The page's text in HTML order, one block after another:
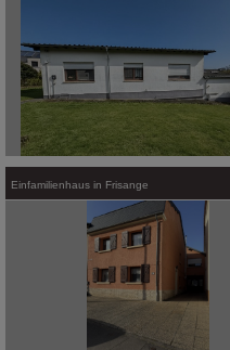
Einfamilienhaus in Frisange